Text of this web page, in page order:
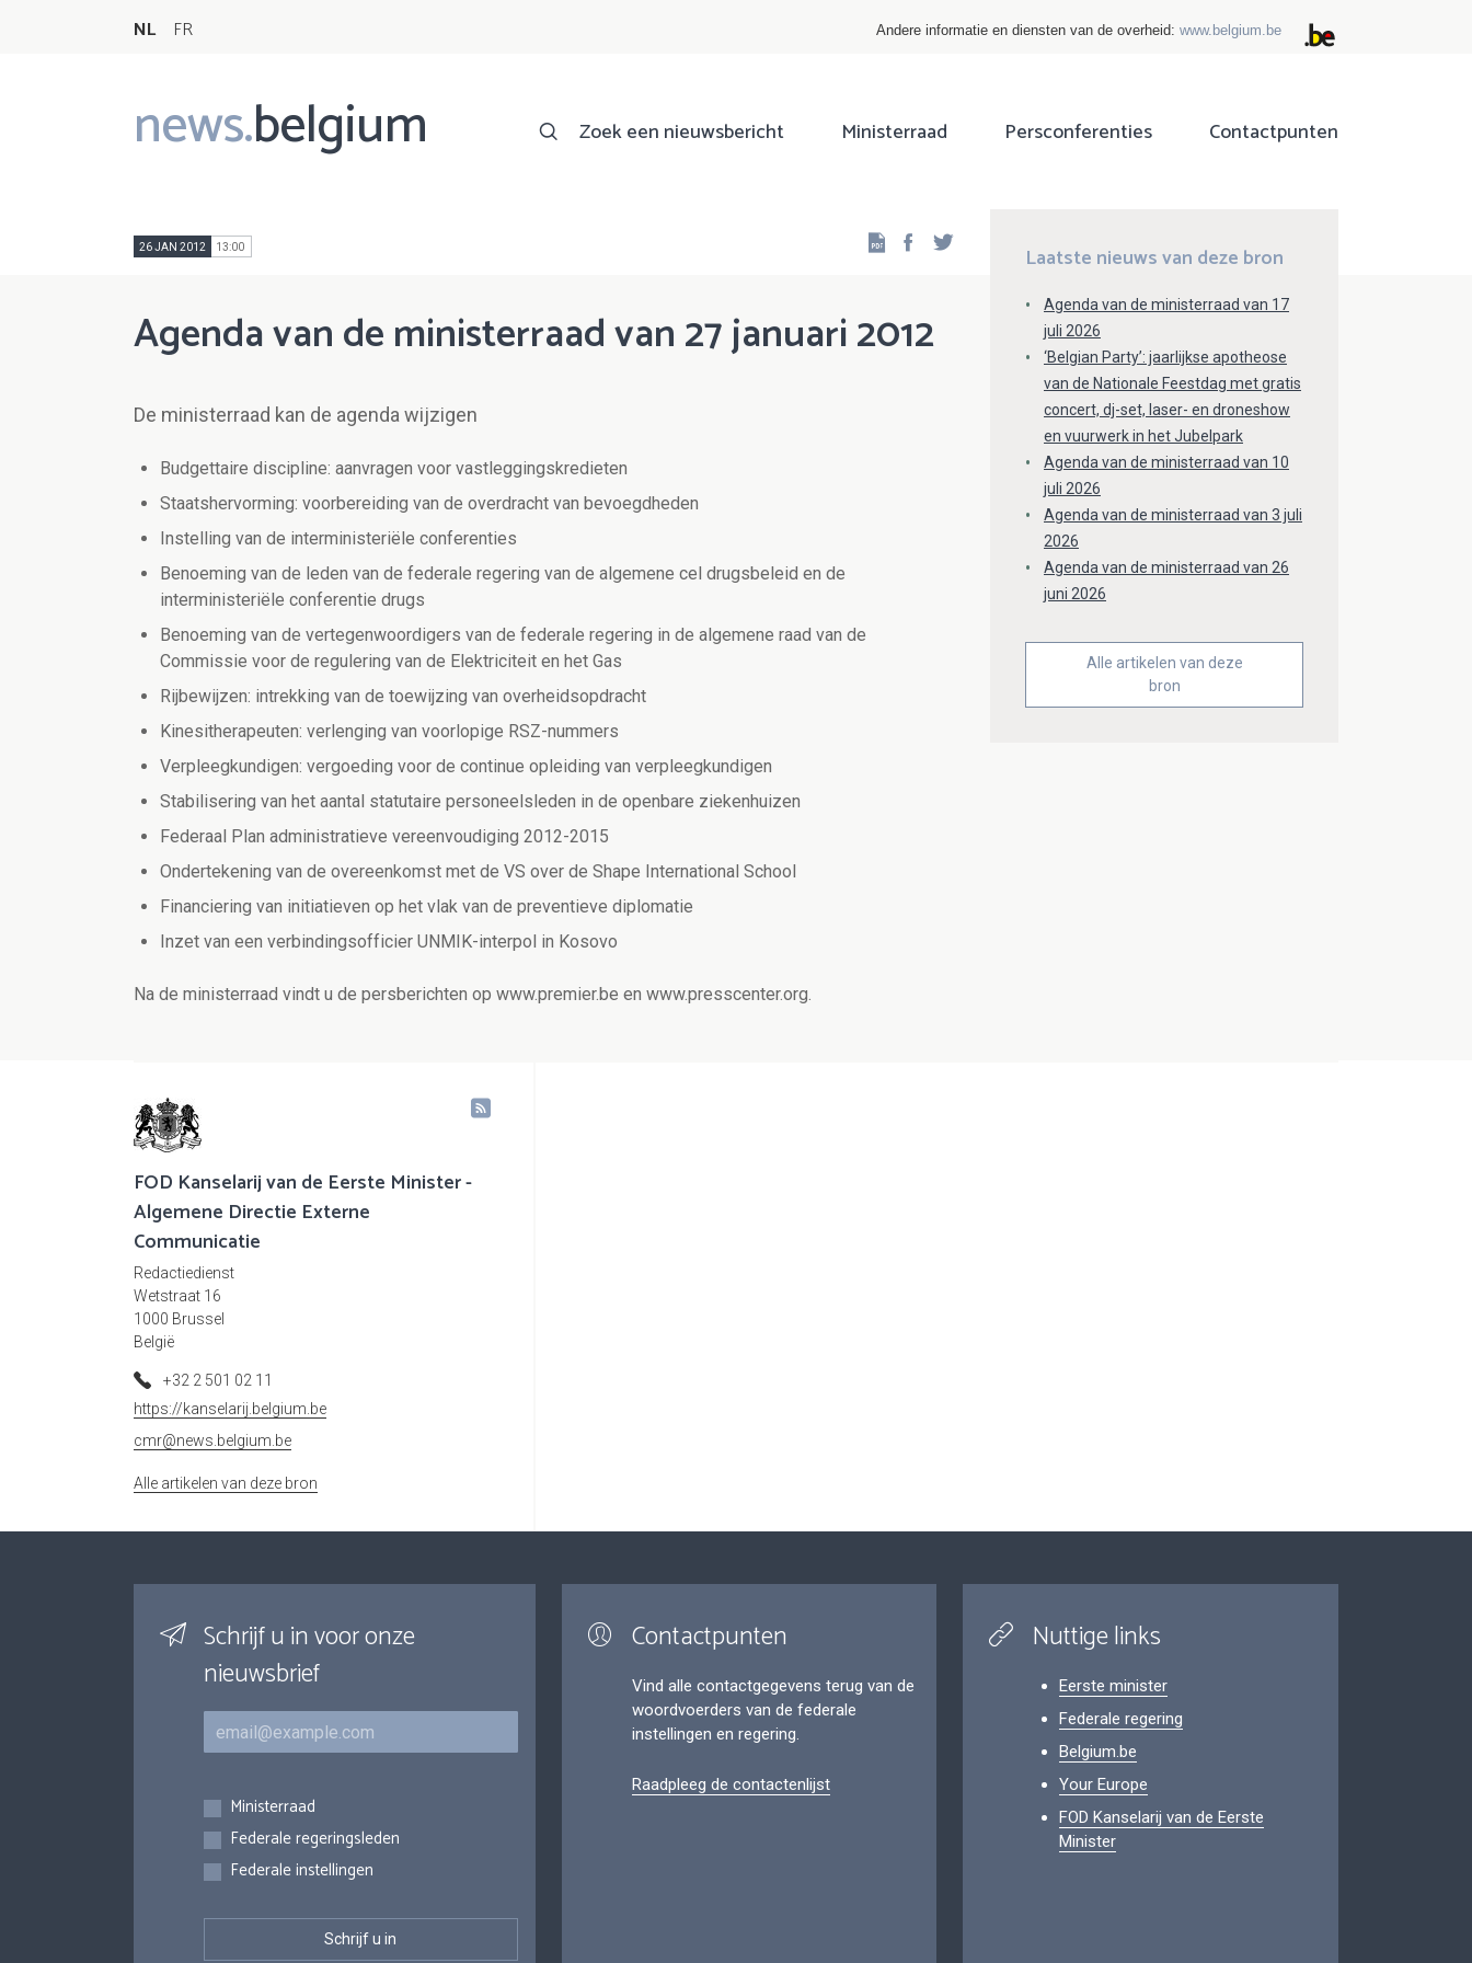
NL FR Andere informatie en diensten van de overheid: www.belgium.be
news.belgium
Main
navigation
Zoek een nieuwsbericht Ministerraad Persconferenties Contactpunten
26 JAN 2012 13:00 Facebook
Agenda van de ministerraad van 27 januari 2012
De ministerraad kan de agenda wijzigen
Budgettaire discipline: aanvragen voor vastleggingskredieten
Staatshervorming: voorbereiding van de overdracht van bevoegdheden
Instelling van de interministeriële conferenties
Benoeming van de leden van de federale regering van de algemene cel drugsbeleid en de
interministeriële conferentie drugs
Benoeming van de vertegenwoordigers van de federale regering in de algemene raad van de
Commissie voor de regulering van de Elektriciteit en het Gas
Rijbewijzen: intrekking van de toewijzing van overheidsopdracht
Kinesitherapeuten: verlenging van voorlopige RSZ-nummers
Verpleegkundigen: vergoeding voor de continue opleiding van verpleegkundigen
Stabilisering van het aantal statutaire personeelsleden in de openbare ziekenhuizen
Federaal Plan administratieve vereenvoudiging 2012-2015
Ondertekening van de overeenkomst met de VS over de Shape International School
Financiering van initiatieven op het vlak van de preventieve diplomatie
Inzet van een verbindingsofficier UNMIK-interpol in Kosovo
Na de ministerraad vindt u de persberichten op www.premier.be en www.presscenter.org.
Laatste nieuws van deze bron
Agenda van de ministerraad van 17
juli 2026
‘Belgian Party’: jaarlijkse apotheose
van de Nationale Feestdag met gratis
concert, dj-set, laser- en droneshow
en vuurwerk in het Jubelpark
Agenda van de ministerraad van 10
juli 2026
Agenda van de ministerraad van 3 juli
2026
Agenda van de ministerraad van 26
juni 2026
Alle artikelen van deze
bron
FOD Kanselarij van de Eerste Minister -
Algemene Directie Externe
Communicatie
Redactiedienst
Wetstraat 16
1000 Brussel
België
+32 2 501 02 11
https://kanselarij.belgium.be
cmr@news.belgium.be
Alle artikelen van deze bron
Schrijf u in voor onze
nieuwsbrief
E-mail
Inschrijvingen
Ministerraad
Federale regeringsleden
Federale instellingen
Contactpunten
Vind alle contactgegevens terug van de
woordvoerders van de federale
instellingen en regering.
Raadpleeg de contactenlijst
Nuttige links
Eerste minister
Federale regering
Belgium.be
Your Europe
FOD Kanselarij van de Eerste
Minister